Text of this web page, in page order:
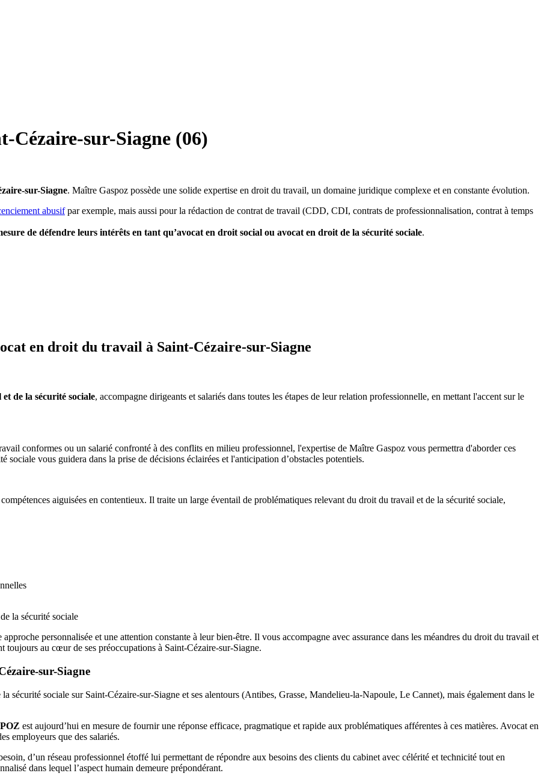
sur-Siagne (06)
sur-Siagne. Maître Gaspoz possède une solide expertise en droit du travail, un domaine juridique complexe et en constante évolution.
abusifpar exemple, mais aussi pour la rédaction de contrat de travail (CDD, CDI, contrats de professionnalisation, contrat à temps
de défendre leurs intérêts en tant qu’avocat en droit social ou avocat en droit de la sécurité sociale.
en droit du travail à Saint-Cézaire-sur-Siagne
de la sécurité sociale, accompagne dirigeants et salariés dans toutes les étapes de leur relation professionnelle, en mettant l'accent sur le
conformes ou un salarié confronté à des conflits en milieu professionnel, l'expertise de Maître Gaspoz vous permettra d'aborder ces
sociale vous guidera dans la prise de décisions éclairées et l'anticipation d’obstacles potentiels.
aiguisées en contentieux. Il traite un large éventail de problématiques relevant du droit du travail et de la sécurité sociale,
la sécurité sociale
personnalisée et une attention constante à leur bien-être. Il vous accompagne avec assurance dans les méandres du droit du travail et
toujours au cœur de ses préoccupations à Saint-Cézaire-sur-Siagne.
sur-Siagne
sécurité sociale sur Saint-Cézaire-sur-Siagne et ses alentours (Antibes, Grasse, Mandelieu-la-Napoule, Le Cannet), mais également dans le
est aujourd’hui en mesure de fournir une réponse efficace, pragmatique et rapide aux problématiques afférentes à ces matières. Avocat en
employeurs que des salariés.
d’un réseau professionnel étoffé lui permettant de répondre aux besoins des clients du cabinet avec célérité et technicité tout en
dans lequel l’aspect humain demeure prépondérant.